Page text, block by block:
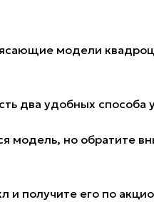
модели
два удобных способа
но обратите
получите его по